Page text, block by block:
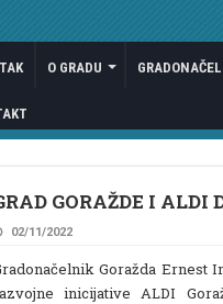
O GRADU
GORAŽDE I
02/11/2022
Goražda Ernest
inicijative ALDI